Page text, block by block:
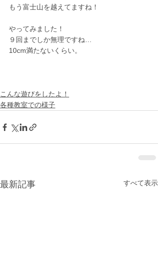
もう富士山を越えてますね！
やってみました！
９回までしか無理ですね…
10cm満たないくらい。
こんな遊びをしたよ！
各種教室での様子
最新記事 すべて表示